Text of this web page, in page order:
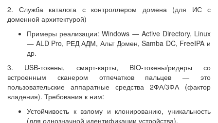
2. Служба каталога с контроллером домена (для ИС с
доменной архитектурой)
Примеры реализации: Windows — Active Directory, Linux
— ALD Pro, РЕД АДМ, Альт Домен, Samba DC, FreeIPA и
др.
3. USB-токены, смарт-карты, BIO-токены/ридеры со
встроенным сканером отпечатков пальцев — это
пользовательские аппаратные средства 2ФА/3ФА (фактор
владения). Требования к ним:
Устойчивость к взлому и клонированию, уникальность
(для однозначной идентификации устройства).